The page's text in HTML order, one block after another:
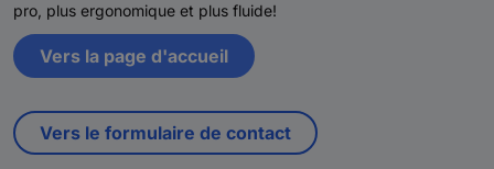
pro, plus ergonomique et plus fluide!
Vers la page d'accueil
Vers le formulaire de contact